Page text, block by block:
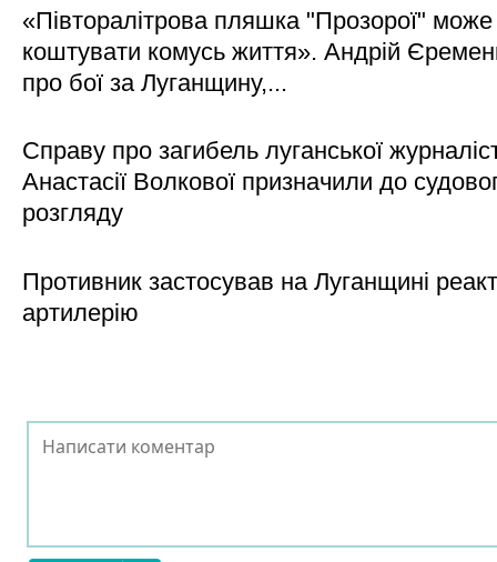
«Півторалітрова пляшка "Прозорої" може
коштувати комусь життя». Андрій
про бої за Луганщину,...
Справу про загибель луганської
Анастасії Волкової призначили до
розгляду
Противник застосував на Луганщині
артилерію